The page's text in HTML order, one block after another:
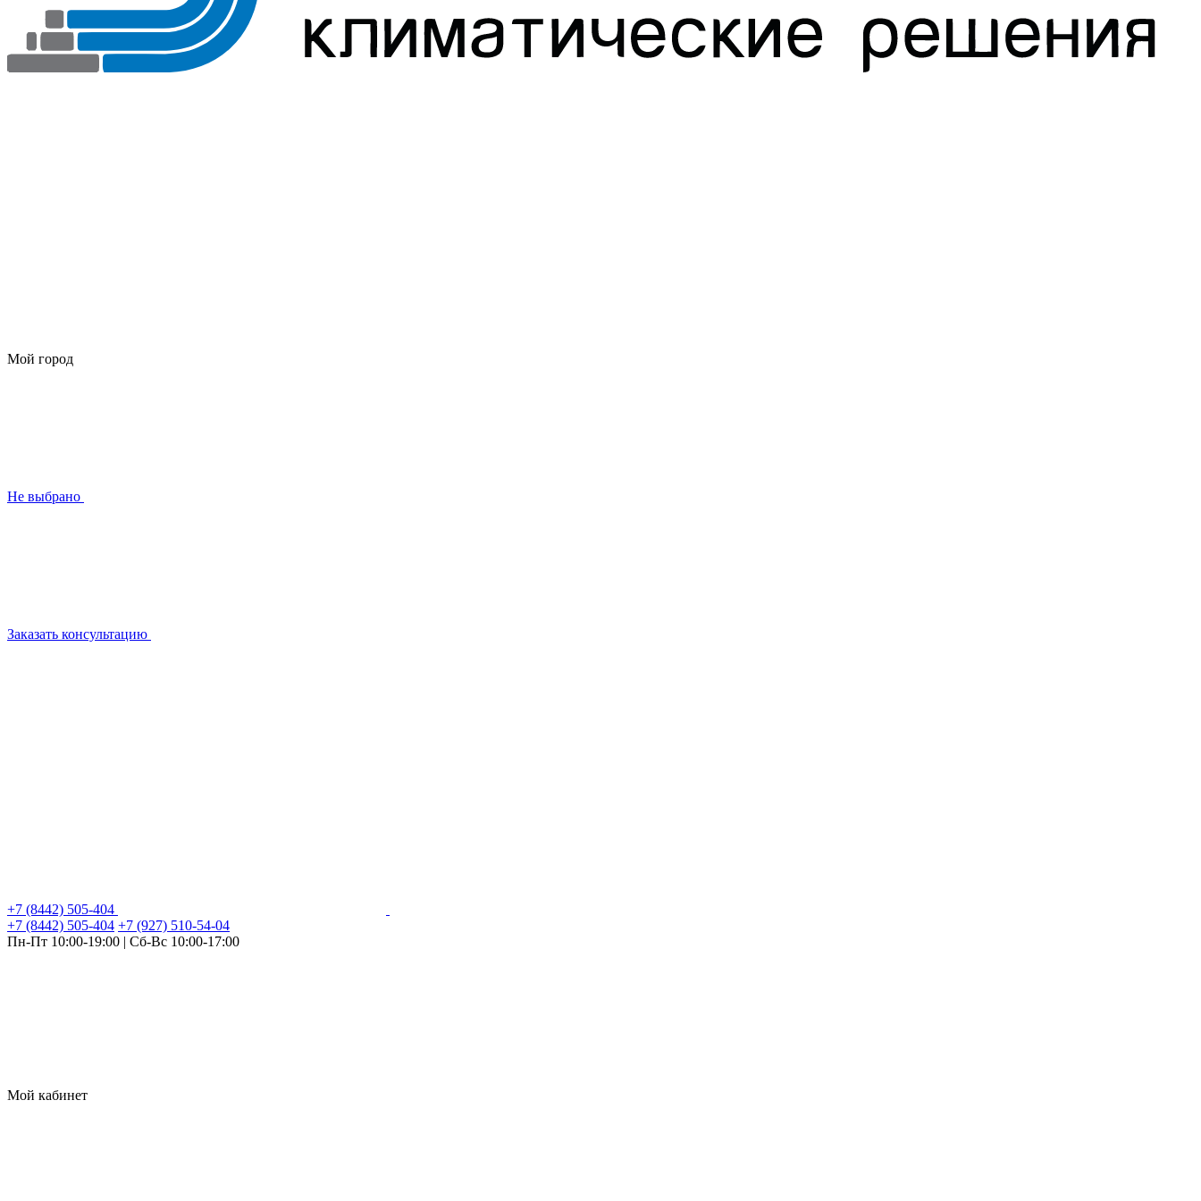
Мой город
Не выбрано
Заказать консультацию
+7 (8442) 505-404
+7 (8442) 505-404 +7 (927) 510-54-04
Пн-Пт 10:00-19:00 | Сб-Вс 10:00-17:00
Мой кабинет